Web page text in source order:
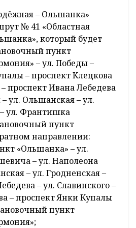
– Ольшанка»
№ 41 «Областная
который будет
пункт
– ул. Победы –
– проспект Клецкова
проспект Ивана Лебедева
ул. Ольшанская – ул.
ул. Франтишка
пункт
направлении:
«Ольшанка» – ул.
– ул. Наполеона
– ул. Гродненская –
– ул. Славинского –
– проспект Янки Купалы
пункт